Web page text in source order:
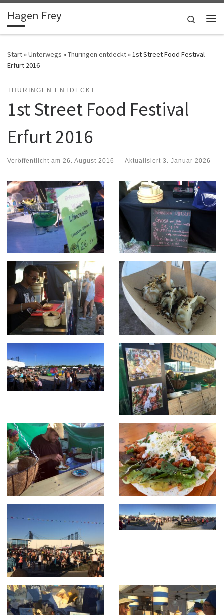
Zum Inhalt springen
Hagen Frey
Search
Start»Unterwegs »Thüringen entdeckt»1st Street Food Festival
Erfurt 2016
THÜRINGEN ENTDECKT
1st Street Food Festival
Erfurt 2016
Veröffentlicht am 26. August 2016 - Aktualisiert 3. Januar 2026